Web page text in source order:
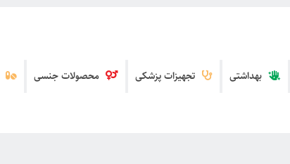
بهداشتی تجهیزات پزشکی محصولات جنسی